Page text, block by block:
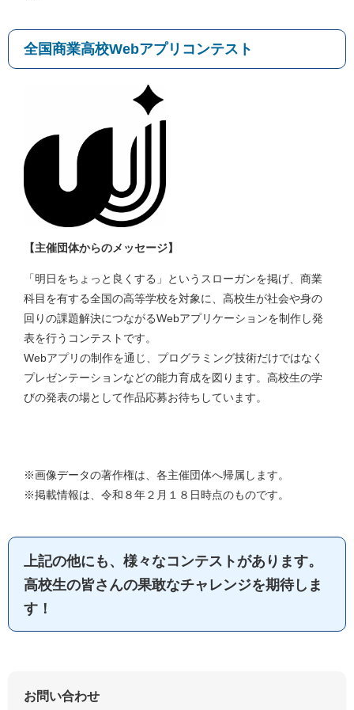
全国商業高校Webアプリコンテスト
【主催団体からのメッセージ】
「明日をちょっと良くする」というスローガンを掲げ、商業
科目を有する全国の高等学校を対象に、高校生が社会や身の
回りの課題解決につながるWebアプリケーションを制作し発
表を行うコンテストです。
Webアプリの制作を通じ、プログラミング技術だけではなく
プレゼンテーションなどの能力育成を図ります。高校生の学
びの発表の場として作品応募お待ちしています。
※画像データの著作権は、各主催団体へ帰属します。
※掲載情報は、令和８年２月１８日時点のものです。
上記の他にも、様々なコンテストがあります。
高校生の皆さんの果敢なチャレンジを期待しま
す！
お問い合わせ